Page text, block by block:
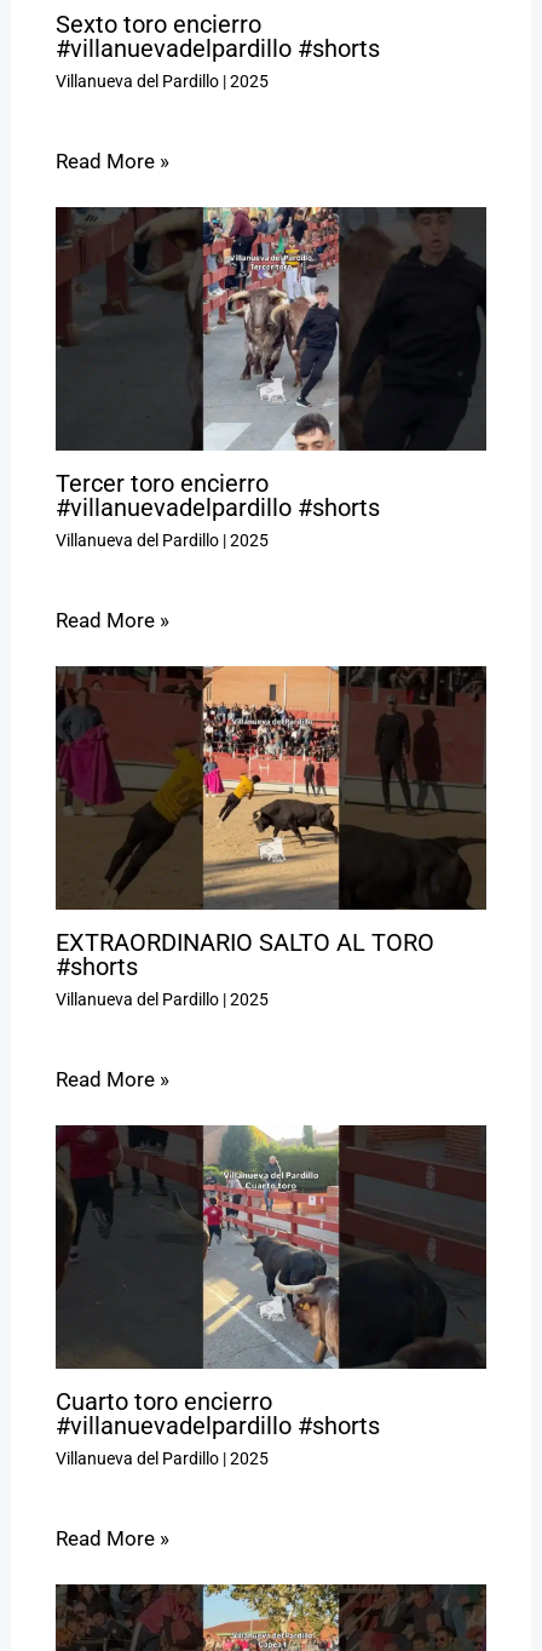
Sexto toro encierro
#villanuevadelpardillo #shorts
Villanueva del Pardillo|2025
Read More »
Tercer toro encierro
#villanuevadelpardillo #shorts
Villanueva del Pardillo|2025
Read More »
EXTRAORDINARIO SALTO AL TORO
#shorts
Villanueva del Pardillo|2025
Read More »
Cuarto toro encierro
#villanuevadelpardillo #shorts
Villanueva del Pardillo|2025
Read More »